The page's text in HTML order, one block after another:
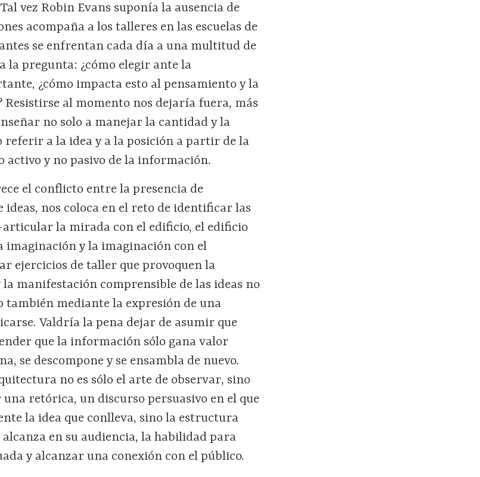
vez Robin Evans suponía la ausencia de
acompaña a los talleres en las escuelas de
se enfrentan cada día a una multitud de
la pregunta: ¿cómo elegir ante la
¿cómo impacta esto al pensamiento y la
al momento nos dejaría fuera, más
no solo a manejar la cantidad y la
a la idea y a la posición a partir de la
activo y no pasivo de la información.
el conflicto entre la presencia de
nos coloca en el reto de identificar las
la mirada con el edificio, el edificio
imaginación y la imaginación con el
ejercicios de taller que provoquen la
manifestación comprensible de las ideas no
también mediante la expresión de una
Valdría la pena dejar de asumir que
que la información sólo gana valor
se descompone y se ensambla de nuevo.
no es sólo el arte de observar, sino
retórica, un discurso persuasivo en el que
la idea que conlleva, sino la estructura
alcanza en su audiencia, la habilidad para
y alcanzar una conexión con el público.